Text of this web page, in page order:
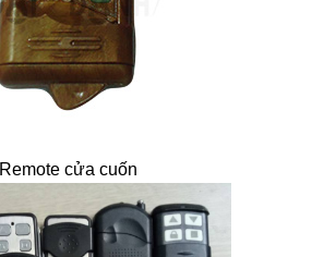
Remote cửa cuốn